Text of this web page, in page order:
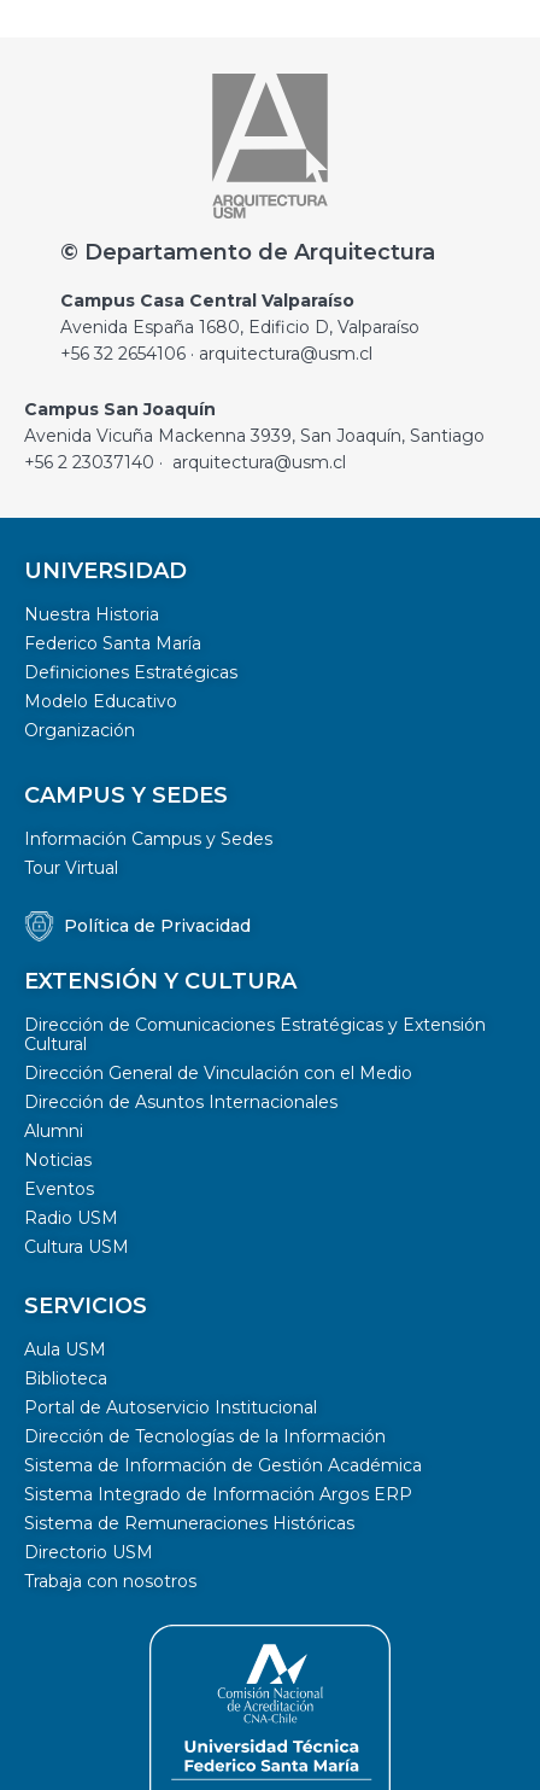
© Departamento de Arquitectura
Campus Casa Central Valparaíso
Avenida España 1680, Edificio D, Valparaíso
+56 32 2654106 · arquitectura@usm.cl
Campus San Joaquín
Avenida Vicuña Mackenna 3939, San Joaquín, Santiago
+56 2 23037140 · arquitectura@usm.cl
UNIVERSIDAD
Nuestra Historia
Federico Santa María
Definiciones Estratégicas
Modelo Educativo
Organización
CAMPUS Y SEDES
Información Campus y Sedes
Tour Virtual
Política de Privacidad
EXTENSIÓN Y CULTURA
Dirección de Comunicaciones Estratégicas y Extensión
Cultural
Dirección General de Vinculación con el Medio
Dirección de Asuntos Internacionales
Alumni
Noticias
Eventos
Radio USM
Cultura USM
SERVICIOS
Aula USM
Biblioteca
Portal de Autoservicio Institucional
Dirección de Tecnologías de la Información
Sistema de Información de Gestión Académica
Sistema Integrado de Información Argos ERP
Sistema de Remuneraciones Históricas
Directorio USM
Trabaja con nosotros